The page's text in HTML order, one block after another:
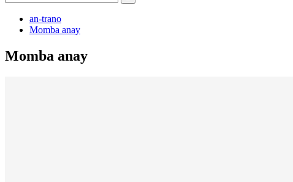
an-trano
Momba anay
Momba anay